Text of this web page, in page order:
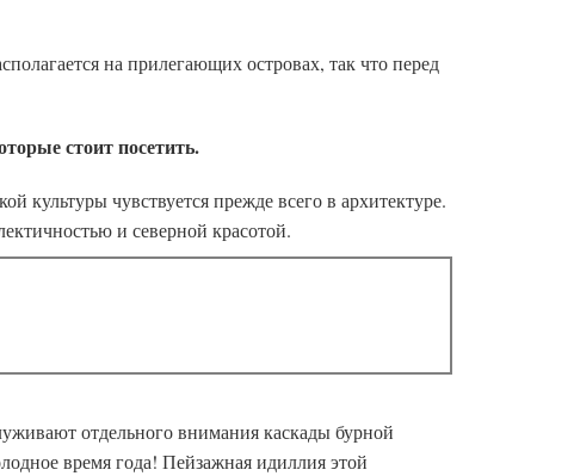
на прилегающих островах, так что перед
стоит посетить.
культуры чувствуется прежде всего в архитектуре.
и северной красотой.
отдельного внимания каскады бурной
время года! Пейзажная идиллия этой